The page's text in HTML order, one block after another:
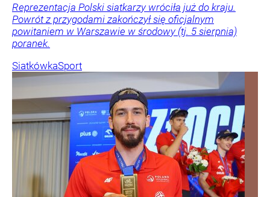
Reprezentacja Polski siatkarzy wróciła już do kraju.
Powrót z przygodami zakończył się oficjalnym
powitaniem w Warszawie w środowy (tj. 5 sierpnia)
poranek.
SiatkówkaSport